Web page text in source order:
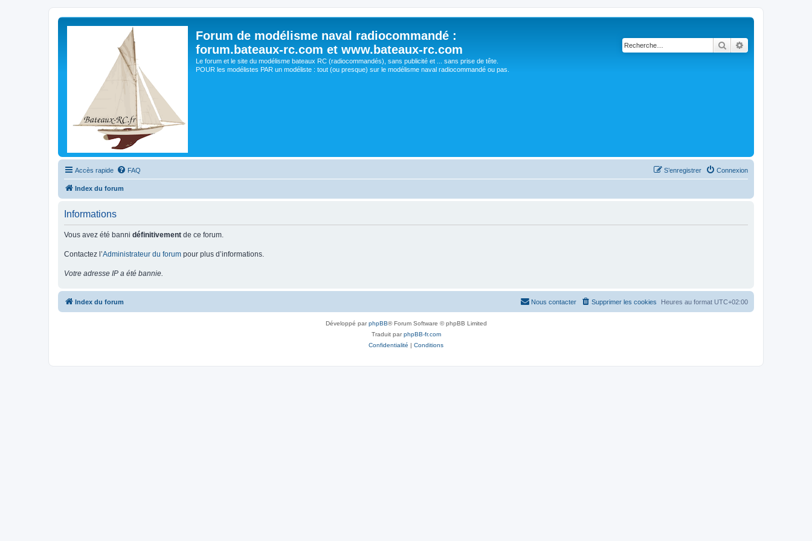
Forum de modélisme naval radiocommandé :
forum.bateaux-rc.com et www.bateaux-rc.com
Le forum et le site du modélisme bateaux RC (radiocommandés), sans publicité et ... sans prise de tête.
POUR les modélistes PAR un modéliste : tout (ou presque) sur le modélisme naval radiocommandé ou pas.
Rechercher
Accès rapide FAQ Connexion
S’enregistrer
Index du forum
Informations
Vous avez été banni définitivement de ce forum.
Contactez l’Administrateur du forum pour plus d’informations.
Votre adresse IP a été bannie.
Index du forum Heures au format UTC+02:00
Supprimer les cookies
Nous contacter
Développé parphpBB® Forum Software © phpBB Limited
Traduit parphpBB-fr.com
Confidentialité | Conditions